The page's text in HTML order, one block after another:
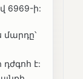
6969-ի:
մարդը՝
է: